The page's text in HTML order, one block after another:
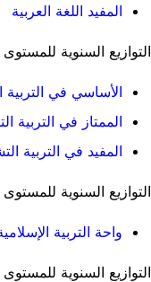
المفيد اللغة العربية
التوازيع السنوية
الأساسي في التربية
الممتاز في التربية
المفيد في التربية
التوازيع السنوية للمستوى
واحة التربية
التوازيع السنوية للمستوى